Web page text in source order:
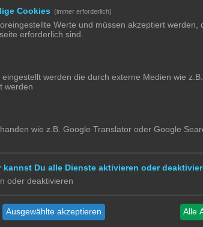
entschieden, weil wir die üblichen
zur Not mit Shellys nach.
automatisiert umsetzen kann.
dient Cat7-Kabel) mit den Türgongs zu
unterbringen würde, dann könnte dieser
irgendetwas schrilles.
kaufen.
und wenn ja, wie?
Cookies (immer erforderlich)
Werte und müssen akzeptiert werden,
erforderlich sind.
werden die durch externe Medien wie
werden
wie z.B. Google Translator oder Google
kannst Du alle Dienste aktivieren oder
oder deaktivieren
Ausgewählte akzeptieren Alle